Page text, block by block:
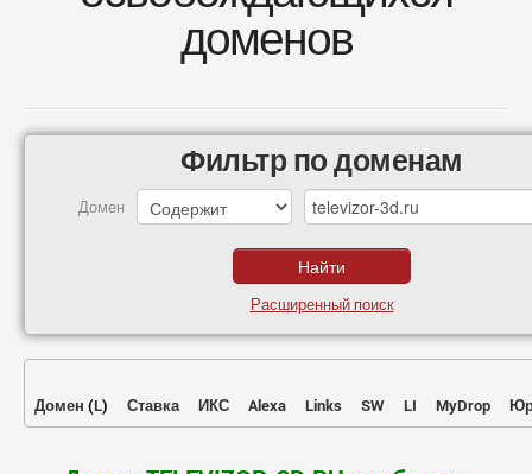
доменов
Фильтр по доменам
Домен
Расширенный поиск
Домен (L) Ставка ИКС Alexa Links SW LI MyDrop